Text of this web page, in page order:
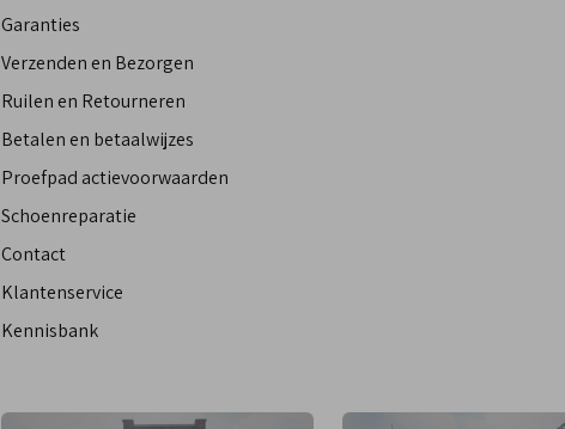
Garanties
Verzenden en Bezorgen
Ruilen en Retourneren
Betalen en betaalwijzes
Proefpad actievoorwaarden
Schoenreparatie
Contact
Klantenservice
Kennisbank